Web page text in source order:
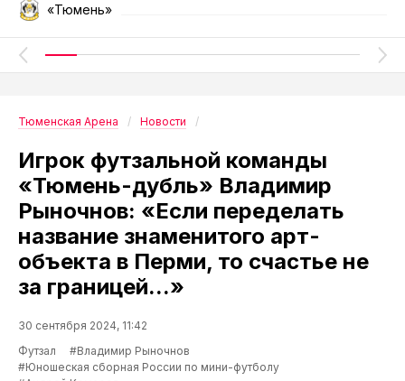
«Тюмень»
Тюменская Арена Новости
Игрок футзальной команды
«Тюмень-дубль» Владимир
Рыночнов: «Если переделать
название знаменитого арт-
объекта в Перми, то счастье не
за границей...»
30 сентября 2024, 11:42
Футзал
#Владимир Рыночнов
#Юношеская сборная России по мини-футболу